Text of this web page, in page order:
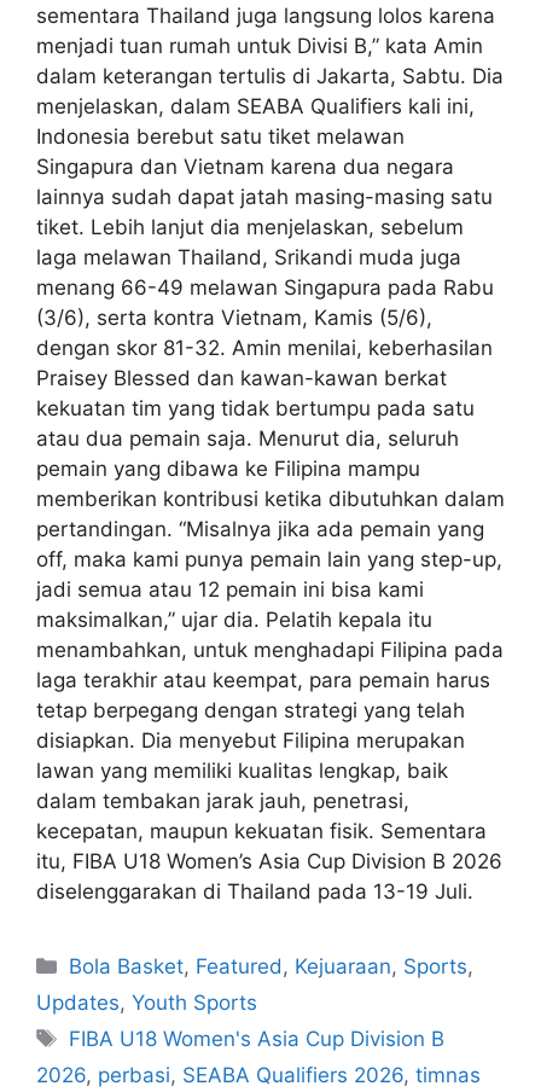
sementara Thailand juga langsung lolos karena
menjadi tuan rumah untuk Divisi B,” kata Amin
dalam keterangan tertulis di Jakarta, Sabtu. Dia
menjelaskan, dalam SEABA Qualifiers kali ini,
Indonesia berebut satu tiket melawan
Singapura dan Vietnam karena dua negara
lainnya sudah dapat jatah masing-masing satu
tiket. Lebih lanjut dia menjelaskan, sebelum
laga melawan Thailand, Srikandi muda juga
menang 66-49 melawan Singapura pada Rabu
(3/6), serta kontra Vietnam, Kamis (5/6),
dengan skor 81-32. Amin menilai, keberhasilan
Praisey Blessed dan kawan-kawan berkat
kekuatan tim yang tidak bertumpu pada satu
atau dua pemain saja. Menurut dia, seluruh
pemain yang dibawa ke Filipina mampu
memberikan kontribusi ketika dibutuhkan dalam
pertandingan. “Misalnya jika ada pemain yang
off, maka kami punya pemain lain yang step-up,
jadi semua atau 12 pemain ini bisa kami
maksimalkan,” ujar dia. Pelatih kepala itu
menambahkan, untuk menghadapi Filipina pada
laga terakhir atau keempat, para pemain harus
tetap berpegang dengan strategi yang telah
disiapkan. Dia menyebut Filipina merupakan
lawan yang memiliki kualitas lengkap, baik
dalam tembakan jarak jauh, penetrasi,
kecepatan, maupun kekuatan fisik. Sementara
itu, FIBA U18 Women’s Asia Cup Division B 2026
diselenggarakan di Thailand pada 13-19 Juli.
Bola Basket, Featured, Kejuaraan, Sports,
Updates, Youth Sports
FIBA U18 Women's Asia Cup Division B
2026, perbasi, SEABA Qualifiers 2026, timnas